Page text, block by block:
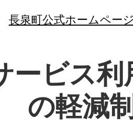
長泉町公式ホームペー
ービス利
の軽減